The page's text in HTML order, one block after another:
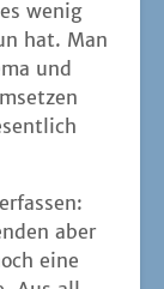
– und
nach­fol­
anzwei­
bis eine
ist
bei dem